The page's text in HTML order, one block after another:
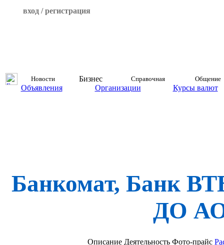
вход / регистрация
Новости Бизнес Справочная Общение
Объявления Организации Курсы валют
Банкомат, Банк
ДО
Описание Деятельность Фото-прайс